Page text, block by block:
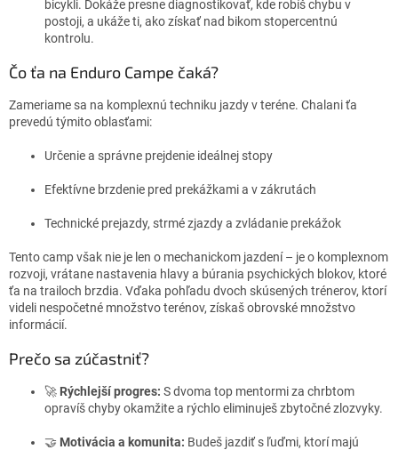
bicykli. Dokáže presne diagnostikovať, kde robíš chybu v
postoji, a ukáže ti, ako získať nad bikom stopercentnú
kontrolu.
Čo ťa na Enduro Campe čaká?
Zameriame sa na komplexnú techniku jazdy v teréne. Chalani ťa
prevedú týmito oblasťami:
Určenie a správne prejdenie ideálnej stopy
Efektívne brzdenie pred prekážkami a v zákrutách
Technické prejazdy, strmé zjazdy a zvládanie prekážok
Tento camp však nie je len o mechanickom jazdení – je o komplexnom
rozvoji, vrátane nastavenia hlavy a búrania psychických blokov, ktoré
ťa na trailoch brzdia. Vďaka pohľadu dvoch skúsených trénerov, ktorí
videli nespočetné množstvo terénov, získaš obrovské množstvo
informácií.
Prečo sa zúčastniť?
🚀 Rýchlejší progres: S dvoma top mentormi za chrbtom
opravíš chyby okamžite a rýchlo eliminuješ zbytočné zlozvyky.
🤝 Motivácia a komunita: Budeš jazdiť s ľuďmi, ktorí majú